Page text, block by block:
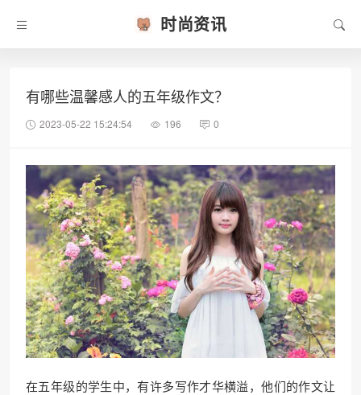
时尚资讯
有哪些温馨感人的五年级作文？
2023-05-22 15:24:54 196 0
在五年级的学生中，有许多写作才华横溢，他们的作文让